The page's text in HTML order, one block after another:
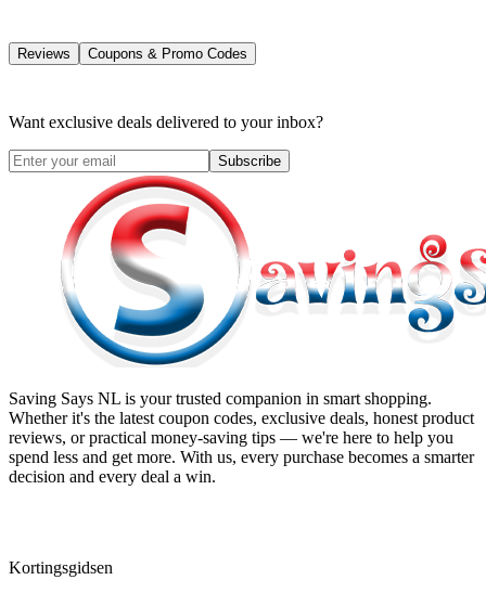
Reviews Coupons & Promo Codes
Want exclusive deals delivered to your inbox?
Subscribe
Saving Says NL is your trusted companion in smart shopping.
Whether it's the latest coupon codes, exclusive deals, honest product
reviews, or practical money-saving tips — we're here to help you
spend less and get more. With us, every purchase becomes a smarter
decision and every deal a win.
Kortingsgidsen